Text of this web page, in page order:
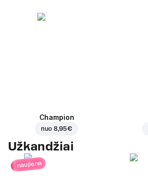
Champion
nuo8,95 €
Užkandžiai
naujiena